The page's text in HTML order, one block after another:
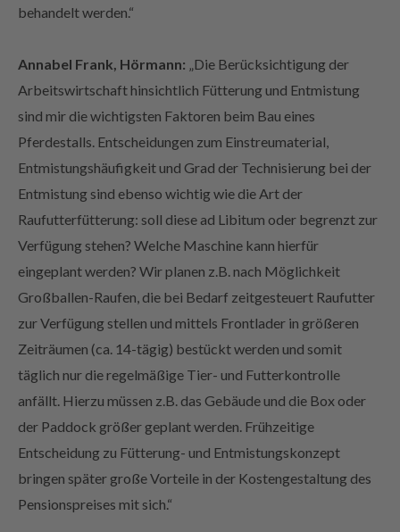
Arbeitswirtschaft hinsichtlich Fütterung und Entmistung
sind mir die wichtigsten Faktoren beim Bau eines
Pferdestalls. Entscheidungen zum Einstreumaterial,
Entmistungshäufigkeit und Grad der Technisierung bei der
Entmistung sind ebenso wichtig wie die Art der
Raufutterfütterung: soll diese ad Libitum oder begrenzt zur
Verfügung stehen? Welche Maschine kann hierfür
eingeplant werden? Wir planen z.B. nach Möglichkeit
Großballen-Raufen, die bei Bedarf zeitgesteuert Raufutter
zur Verfügung stellen und mittels Frontlader in größeren
Zeiträumen (ca. 14-tägig) bestückt werden und somit
täglich nur die regelmäßige Tier- und Futterkontrolle
anfällt. Hierzu müssen z.B. das Gebäude und die Box oder
der Paddock größer geplant werden. Frühzeitige
Entscheidung zu Fütterung- und Entmistungskonzept
bringen später große Vorteile in der Kostengestaltung des
Pensionspreises mit sich.“